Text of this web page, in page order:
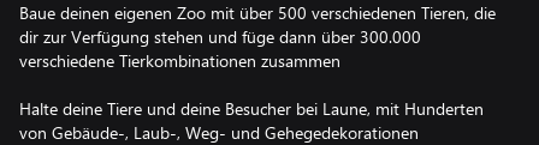
Baue deinen eigenen Zoo mit über 500 verschiedenen Tieren, die
dir zur Verfügung stehen und füge dann über 300.000
verschiedene Tierkombinationen zusammen
Halte deine Tiere und deine Besucher bei Laune, mit Hunderten
von Gebäude-, Laub-, Weg- und Gehegedekorationen